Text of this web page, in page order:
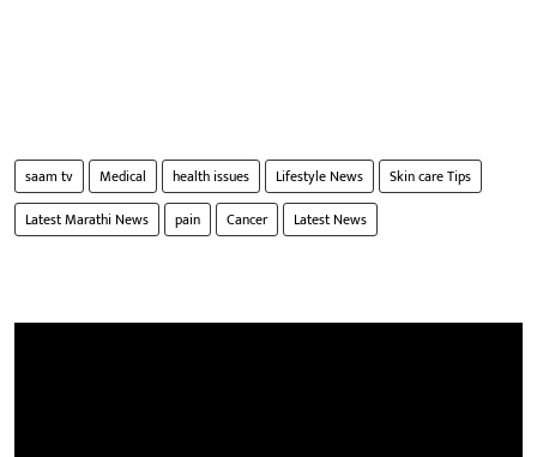
saam tv Medical health issues Lifestyle News
Skin care Tips
Latest Marathi News
pain Cancer Latest News